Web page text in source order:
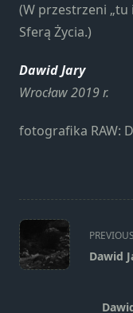
(W przestrzeni „tu
Sferą Życia.)
Dawid Jary
Wrocław 2019 r.
fotografika RAW:
<span
class="nav-
subtitle
Dawid